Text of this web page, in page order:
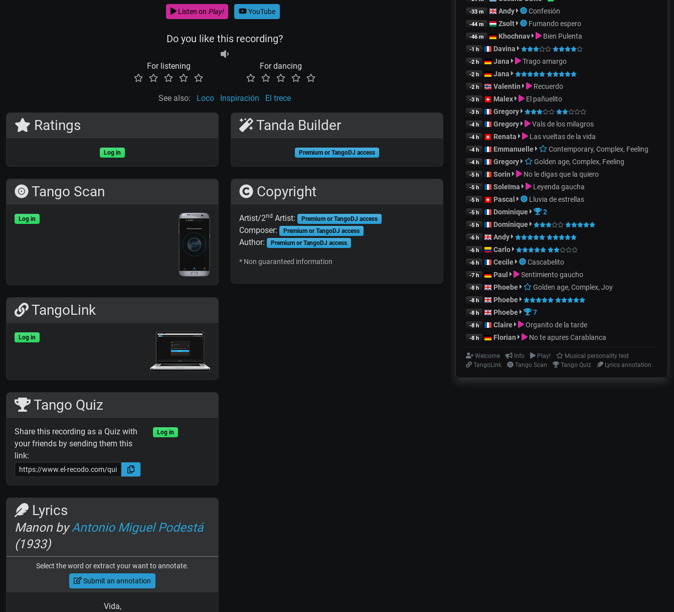
Listen on Play! YouTube
Do you like this recording?
For listening For dancing
See also: Loco Inspiración El trece
Ratings
Log in
Tango Scan
Log in
TangoLink
Log in
Tango Quiz
Share this recording as a Quiz with
your friends by sending them this
link:
Log in
Lyrics
Manon byAntonio Miguel Podestá
(1933)
Select the word or extract your want to annotate.
Submit an annotation
Vida,
Tanda Builder
Premium or TangoDJ access
Copyright
Artist/2nd Artist: Premium or TangoDJ access
Composer: Premium or TangoDJ access
Author: Premium or TangoDJ access
* Non guaranteed information
-33 m Andy Confesión
-44 m Zsolt Fumando espero
-46 m Khochnav Bien Pulenta
-1 h Davina
-2 h Jana Trago amargo
-2 h Jana
-2 h Valentin Recuerdo
-3 h Malex El pañuelito
-3 h Gregory
-4 h Gregory Vals de los milagros
-4 h Renata Las vueltas de la vida
-4 h Emmanuelle Contemporary, Complex, Feeling
-4 h Gregory Golden age, Complex, Feeling
-5 h Sorin No le digas que la quiero
-5 h Soleïma Leyenda gaucha
-5 h Pascal Lluvia de estrellas
-5 h Dominique 2
-5 h Dominique
-6 h Andy
-6 h Carlo
-6 h Cecile Cascabelito
-7 h Paul Sentimiento gaucho
-8 h Phoebe Golden age, Complex, Joy
-8 h Phoebe
-8 h Phoebe 7
-8 h Claire Organito de la tarde
-8 h Florian No te apures Carablanca
Welcome Info Play!
Musical personality test
TangoLink
Tango Scan Tango Quiz Lyrics annotation